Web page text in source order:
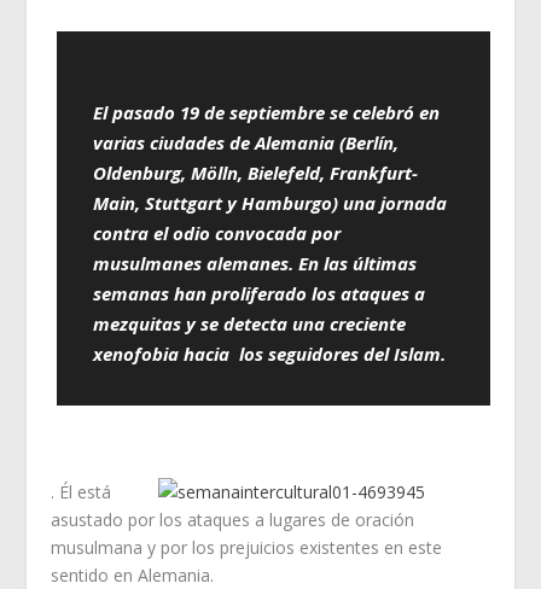
El pasado 19 de septiembre se celebró en
varias ciudades de Alemania (Berlín,
Oldenburg, Mölln, Bielefeld, Frankfurt-
Main, Stuttgart y Hamburgo) una jornada
contra el odio convocada por
musulmanes alemanes. En las últimas
semanas han proliferado los ataques a
mezquitas y se detecta una creciente
xenofobia hacia los seguidores del Islam.
. Él está
asustado por los ataques a lugares de oración
musulmana y por los prejuicios existentes en este
sentido en Alemania.